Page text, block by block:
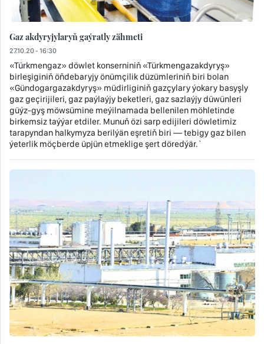
Gaz akdyryjylaryň gaýratly zähmeti
27.10.20 - 16:30
«Türkmengaz» döwlet konserniniň «Türkmengazakdyryş»
birleşiginiň öňdebaryjy önümçilik düzümleriniň biri bolan
«Gündogargazakdyryş» müdirliginiň gazçylary ýokary basyşly
gaz geçirijileri, gaz paýlaýjy beketleri, gaz sazlaýjy düwünleri
güýz-gyş möwsümine meýilnamada bellenilen möhletinde
birkemsiz taýýar etdiler. Munuň özi sarp edijileri döwletimiz
tarapyndan halkymyza berilýän eşretiň biri — tebigy gaz bilen
ýeterlik möçberde üpjün etmeklige şert döredýär.`